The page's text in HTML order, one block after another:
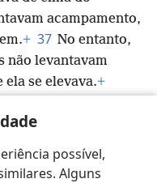
possível,
Alguns
acampamento,
+ 37 No entanto,
não levantavam
ela se elevava.+
fogo ficava sobre
a casa de Israel,
+